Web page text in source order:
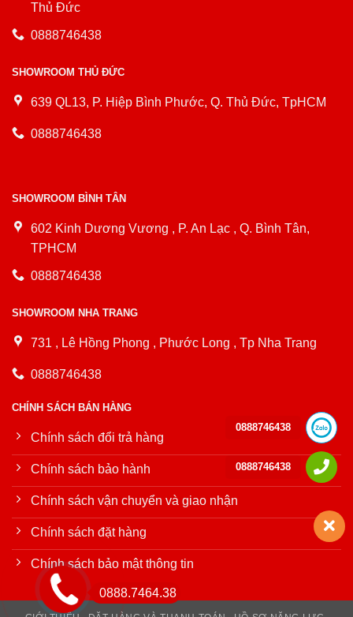
Thủ Đức
0888746438
SHOWROOM THỦ ĐỨC
639 QL13, P. Hiệp Bình Phước, Q. Thủ Đức, TpHCM
0888746438
SHOWROOM BÌNH TÂN
602 Kinh Dương Vương , P. An Lạc , Q. Bình Tân,
TPHCM
0888746438
SHOWROOM NHA TRANG
731 , Lê Hồng Phong , Phước Long , Tp Nha Trang
0888746438
CHÍNH SÁCH BÁN HÀNG
Chính sách đổi trả hàng
Chính sách bảo hành
Chính sách vận chuyển và giao nhận
Chính sách đặt hàng
Chính sách bảo mật thông tin
0888.7464.38
0888746438
0888746438